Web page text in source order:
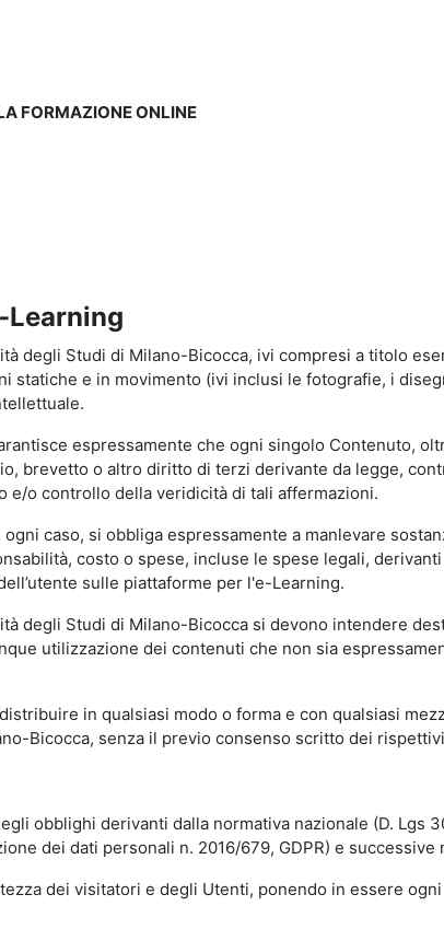
FORMAZIONE ONLINE
Learning
degli Studi di Milano-Bicocca, ivi compresi a titolo
statiche e in movimento (ivi inclusi le fotografie, i
espressamente che ogni singolo Contenuto,
brevetto o altro diritto di terzi derivante da legge,
e/o controllo della veridicità di tali affermazioni.
caso, si obbliga espressamente a manlevare
costo o spese, incluse le spese legali,
sulle piattaforme per l'e-Learning.
degli Studi di Milano-Bicocca si devono intendere
utilizzazione dei contenuti che non sia
in qualsiasi modo o forma e con qualsiasi
Bicocca, senza il previo consenso scritto dei
obblighi derivanti dalla normativa nazionale (D. Lgs
dei dati personali n. 2016/679, GDPR) e successive
dei visitatori e degli Utenti, ponendo in essere